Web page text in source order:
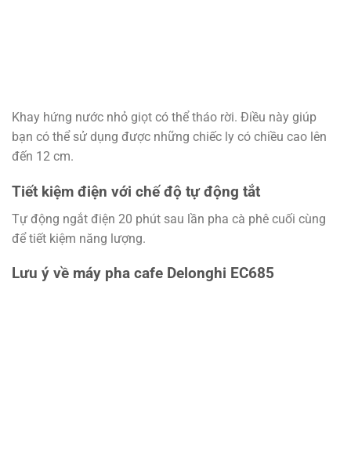
Khay hứng nước nhỏ giọt có thể tháo rời. Điều này giúp
bạn có thể sử dụng được những chiếc ly có chiều cao lên
đến 12 cm.
Tiết kiệm điện với chế độ tự động tắt
Tự động ngắt điện 20 phút sau lần pha cà phê cuối cùng
để tiết kiệm năng lượng.
Lưu ý về máy pha cafe Delonghi EC685